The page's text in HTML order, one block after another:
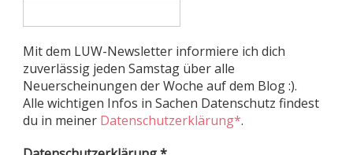
Mit dem LUW-Newsletter informiere ich dich
zuverlässig jeden Samstag über alle
Neuerscheinungen der Woche auf dem Blog :).
Alle wichtigen Infos in Sachen Datenschutz findest
du in meiner Datenschutzerklärung*.